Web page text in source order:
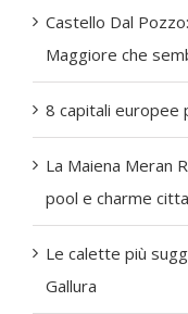
Castello Dal
Maggiore che
8 capitali europee
La Maiena Meran
pool e charme
Le calette più
Gallura